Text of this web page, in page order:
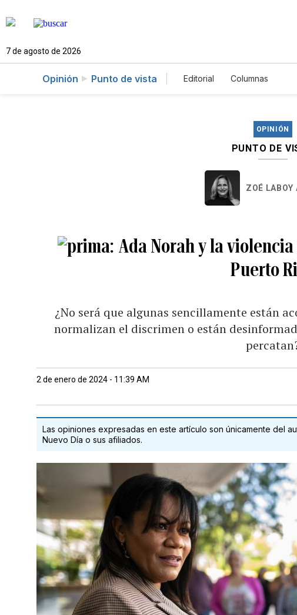
7 de agosto de 2026
Opinión Punto de vista Editorial Columnas
OPINIÓN
PUNTO DE
ZOÉ LABOY
Ada Norah y la
Puerto
¿No será que algunas sencillamente están
normalizan el discrimen o están
2 de enero de 2024 - 11:39 AM
Las opiniones expresadas en este artículo son únicamente del
Nuevo Día o sus afiliados.